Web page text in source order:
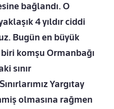
bağlandı. O
4 yıldır ciddi
Bugün en büyük
komşu Ormanbağı
sınır
Yargıtay
olmasına rağmen